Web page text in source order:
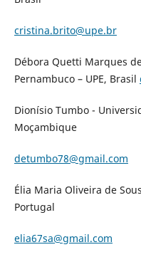
cristina.brito@upe.br
Débora Quetti Marques
Pernambuco – UPE, Brasil
Dionísio Tumbo -
Moçambique
detumbo78@gmail.com
Élia Maria Oliveira de
Portugal
elia67sa@gmail.com